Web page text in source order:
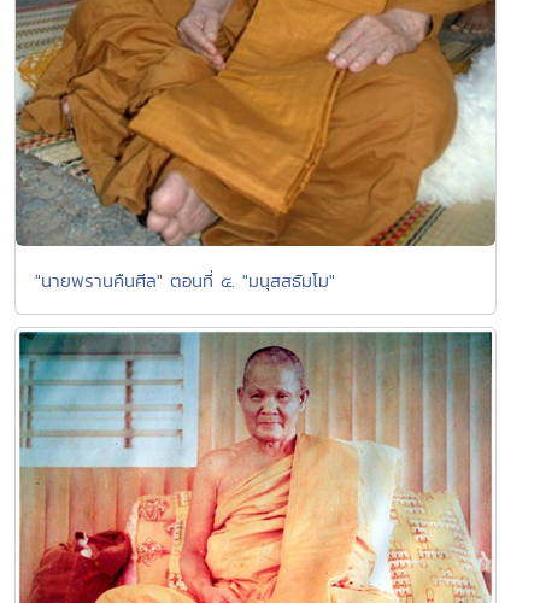
"นายพรานคืนศีล" ตอนที่ ๕. "มนุสสธัมโม"